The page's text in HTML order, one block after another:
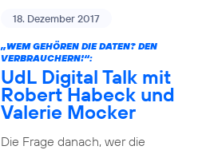
18. Dezember 2017
„WEM GEHÖREN DIE DATEN? DEN
VERBRAUCHERN!“:
UdL Digital Talk mit
Robert Habeck und
Valerie Mocker
Die Frage danach, wer die